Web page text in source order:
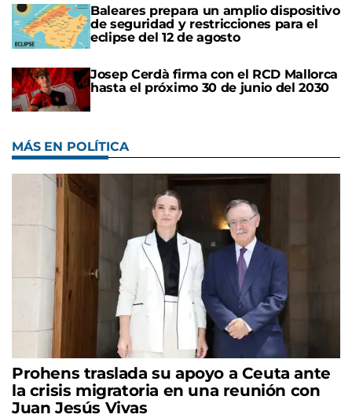
Baleares prepara un amplio dispositivo
de seguridad y restricciones para el
eclipse del 12 de agosto
Josep Cerdà firma con el RCD Mallorca
hasta el próximo 30 de junio del 2030
MÁS EN POLÍTICA
Prohens traslada su apoyo a Ceuta ante
la crisis migratoria en una reunión con
Juan Jesús Vivas